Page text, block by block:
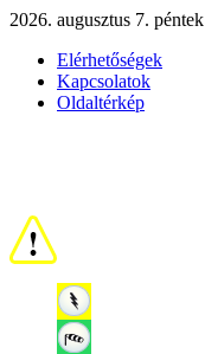
2026. augusztus 7. péntek
Elérhetőségek
Kapcsolatok
Oldaltérkép